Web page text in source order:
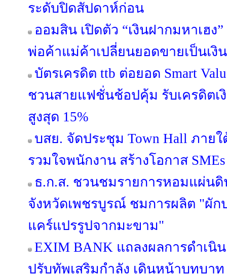
ระดับปิดสัปดาห์ก่อน
ออมสิน เปิดตัว “เงินฝากมหาเฮง
พ่อค้าแม่ค้าเปลี่ยนยอดขายเป็นเงิ
บัตรเครดิต ttb ต่อยอด Smart
ชวนสายแฟชั่นช้อปคุ้ม รับเครดิตเ
สูงสุด 15%
บสย. จัดประชุม Town Hall ภายใ
รวมใจพนักงาน สร้างโอกาส
ธ.ก.ส. ชวนชมรายการหอมแผ่นดิ
จังหวัดเพชรบูรณ์ ชมการผลิต "ผัก
แคร์แปรรูปจากมะขาม"
EXIM BANK แถลงผลการดำเนิ
ปรับทัพเสริมกำลัง เดินหน้าบทบาท